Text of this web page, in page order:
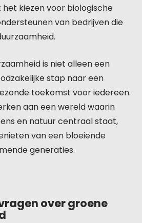
kiezen voor biologische
van bedrijven die
is niet alleen een
stap naar een
toekomst voor iedereen.
aan een wereld waarin
en natuur centraal staat,
van een bloeiende
generaties.
over groene